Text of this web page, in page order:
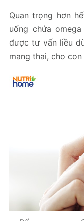
Quan trọng hơn
uống chứa
được tư vấn liều
mang thai, cho